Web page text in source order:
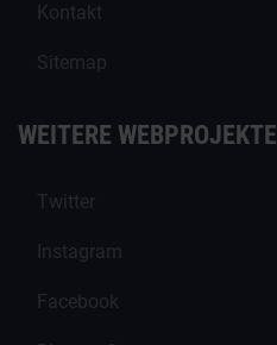
Kontakt
Sitemap
WEITERE WEBPROJEKTE
Twitter
Instagram
Facebook